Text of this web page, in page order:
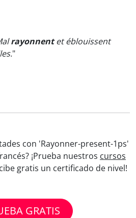
rayonnentet éblouissent
"
con 'Rayonner-present-1ps'
¡Prueba nuestros cursos
gratis un certificado de nivel!
GRATIS